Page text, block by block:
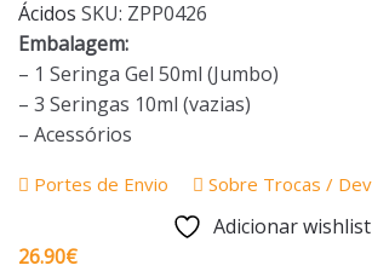
Ácidos SKU: ZPP0426
Embalagem:
– 1 Seringa Gel 50ml (Jumbo)
– 3 Seringas 10ml (vazias)
– Acessórios
Portes de Envio Sobre Trocas /
Adicionar wishlist
26.90€